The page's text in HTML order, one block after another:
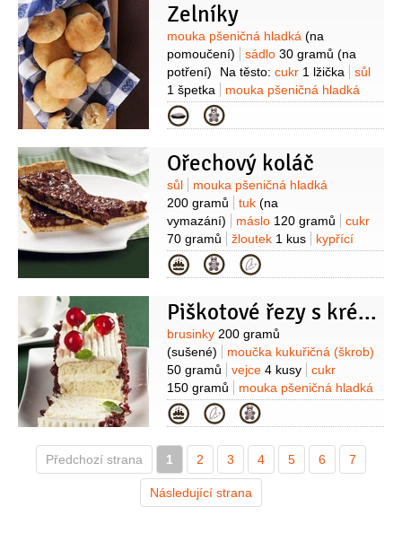
čtvrtiny citronu)
(celý)
skořice 1 kus (celá)
Zelníky
Suroviny
mouka pšeničná hladká (na
pomoučení)
sádlo 30 gramů (na
potření)
Na těsto: cukr 1 lžička
sůl
1 špetka
mouka pšeničná hladká
500 gramů
2,5 decilitru
droždí20 gramů
Na
(škvařené )
pepř černý1 špetka
(mletý )
zelí bílé500 gramů
(hlávkové )
Kategorie
Ořechový koláč
Suroviny
sůl
mouka pšeničná hladká
200 gramů
tuk (na
vymazání)
máslo 120 gramů
cukr
70 gramů
žloutek 1 kus
kypřící
prášek do perníku
náplň: ořechy vlašské
150 gramů
mléko1,5 decilitru
vejce
3 kusy
cukr 1 lžíce
Kategorie
Piškotové řezy s krémem a brusinkami
Suroviny
brusinky 200 gramů
(sušené)
moučka kukuřičná (škrob)
50 gramů
vejce 4 kusy
cukr
150 gramů
mouka pšeničná hladká
100 gramů
cukr vanilkový
1 balíček
voda4 lžíce sůl
Na
40 gramů
tvaroh
250 gramů
(polotučný)
mléko 2,5 decilitru
cukr
100 gramů
máslo
Kategorie
Předchozí strana 1 2 3 4 5 6 7
Následující strana